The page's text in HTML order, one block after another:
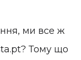
ми все ж
Тому що